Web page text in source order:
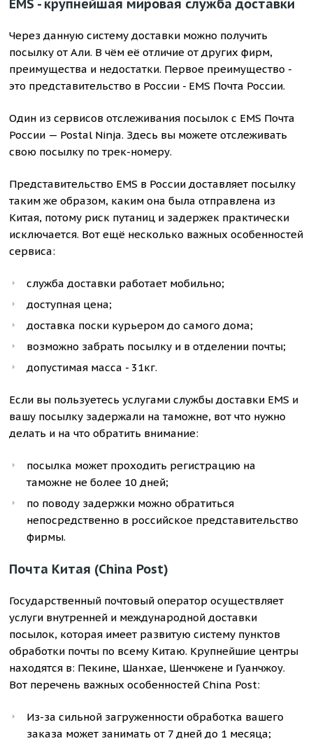
EMS - крупнейшая мировая служба доставки
Через данную систему доставки можно получить
посылку от Али. В чём её отличие от других фирм,
преимущества и недостатки. Первое преимущество -
это представительство в России - EMS Почта России.
Один из сервисов отслеживания посылок с EMS Почта
России — Postal Ninja. Здесь вы можете отслеживать
свою посылку по трек-номеру.
Представительство EMS в России доставляет посылку
таким же образом, каким она была отправлена из
Китая, потому риск путаниц и задержек практически
исключается. Вот ещё несколько важных особенностей
сервиса:
служба доставки работает мобильно;
доступная цена;
доставка поски курьером до самого дома;
возможно забрать посылку и в отделении почты;
допустимая масса - 31кг.
Если вы пользуетесь услугами службы доставки EMS и
вашу посылку задержали на таможне, вот что нужно
делать и на что обратить внимание:
посылка может проходить регистрацию на
таможне не более 10 дней;
по поводу задержки можно обратиться
непосредственно в российское представительство
фирмы.
Почта Китая (China Post)
Государственный почтовый оператор осуществляет
услуги внутренней и международной доставки
посылок, которая имеет развитую систему пунктов
обработки почты по всему Китаю. Крупнейшие центры
находятся в: Пекине, Шанхае, Шенчжене и Гуанчжоу.
Вот перечень важных особенностей China Post:
Из-за сильной загруженности обработка вашего
заказа может занимать от 7 дней до 1 месяца;